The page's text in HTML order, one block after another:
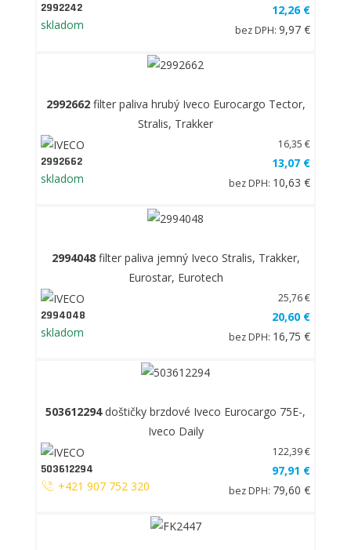
2992242
skladom
12,26 €
bez DPH: 9,97 €
2992662filter paliva hrubý Iveco Eurocargo Tector,
Stralis, Trakker
2992662
skladom
16,35 €
13,07 €
bez DPH: 10,63 €
2994048filter paliva jemný Iveco Stralis, Trakker,
Eurostar, Eurotech
2994048
skladom
25,76 €
20,60 €
bez DPH: 16,75 €
503612294doštičky brzdové Iveco Eurocargo 75E-,
Iveco Daily
503612294
+421 907 752 320
122,39 €
97,91 €
bez DPH: 79,60 €